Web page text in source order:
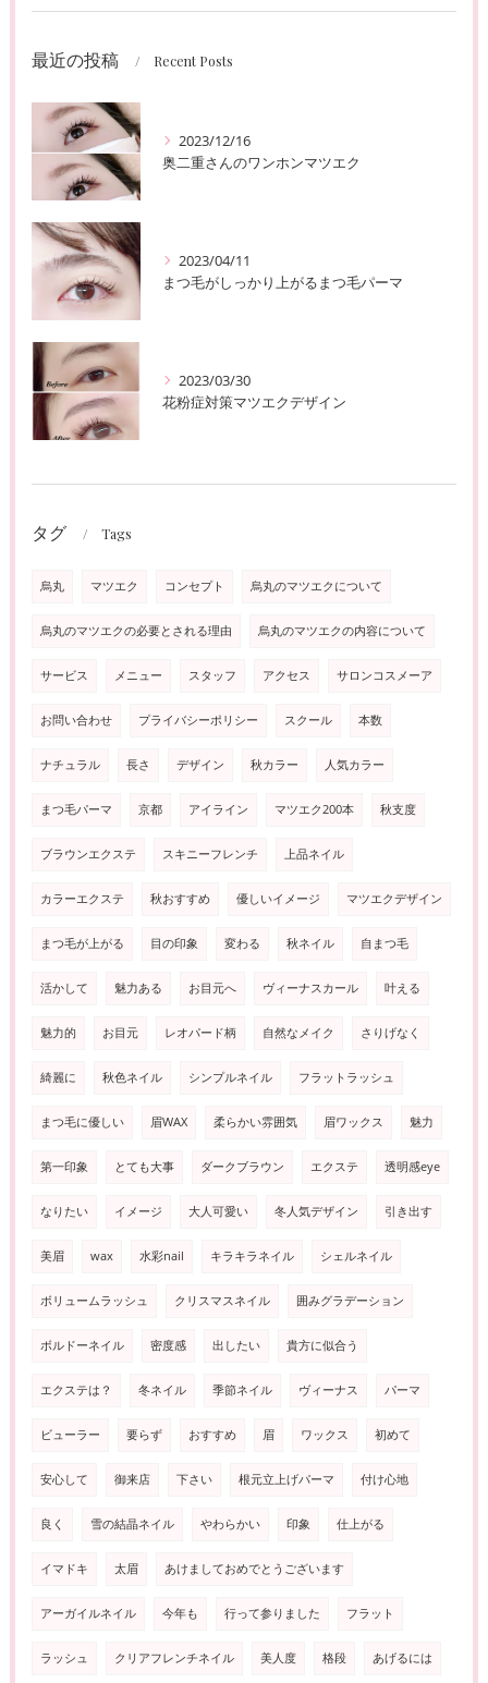
最近の投稿 Recent Posts
2023/12/16
奥二重さんのワンホンマツエク
2023/04/11
まつ毛がしっかり上がるまつ毛パーマ
2023/03/30
花粉症対策マツエクデザイン
タグ Tags
烏丸 マツエク コンセプト 烏丸のマツエクについて
烏丸のマツエクの必要とされる理由 烏丸のマツエクの内容について
サービス メニュー スタッフ アクセス サロンコスメーア
お問い合わせ プライバシーポリシー スクール 本数
ナチュラル 長さ デザイン 秋カラー 人気カラー
まつ毛パーマ 京都 アイライン マツエク200本 秋支度
ブラウンエクステ スキニーフレンチ 上品ネイル
カラーエクステ 秋おすすめ 優しいイメージ マツエクデザイン
まつ毛が上がる 目の印象 変わる 秋ネイル 自まつ毛
活かして 魅力ある お目元へ ヴィーナスカール 叶える
魅力的 お目元 レオパード柄 自然なメイク さりげなく
綺麗に 秋色ネイル シンプルネイル フラットラッシュ
まつ毛に優しい 眉WAX 柔らかい雰囲気 眉ワックス 魅力
第一印象 とても大事 ダークブラウン エクステ 透明感eye
なりたい イメージ 大人可愛い 冬人気デザイン 引き出す
美眉 wax 水彩nail キラキラネイル シェルネイル
ボリュームラッシュ クリスマスネイル 囲みグラデーション
ボルドーネイル 密度感 出したい 貴方に似合う
エクステは？ 冬ネイル 季節ネイル ヴィーナス パーマ
ビューラー 要らず おすすめ 眉 ワックス 初めて
安心して 御来店 下さい 根元立上げパーマ 付け心地
良く 雪の結晶ネイル やわらかい 印象 仕上がる
イマドキ 太眉 あけましておめでとうございます
アーガイルネイル 今年も 行って参りました フラット
ラッシュ クリアフレンチネイル 美人度 格段 あげるには